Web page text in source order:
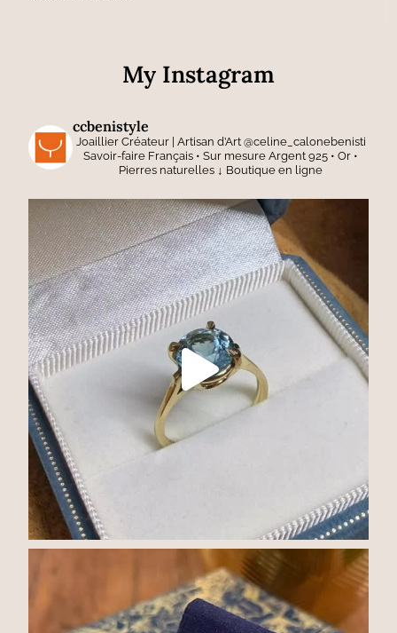
My Instagram
ccbenistyle
Joaillier Créateur | Artisan d’Art@celine_calonebenisti
Savoir-faire Français • Sur mesure Argent 925 • Or •
Pierres naturelles ↓ Boutique en ligne